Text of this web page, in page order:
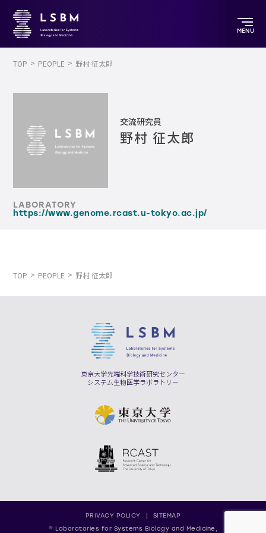
MENU
TOP PEOPLE 野村 征太郎
交流研究員
野村 征太郎
LABORATORY
https://www.genome.rcast.u-tokyo.ac.jp/
TOP PEOPLE 野村 征太郎
東京大学先端科学技術研究センター
システム生物医学ラボラトリー
PRIVACY POLICY
SITEMAP
© Laboratories for Systems Biology and Medicine,